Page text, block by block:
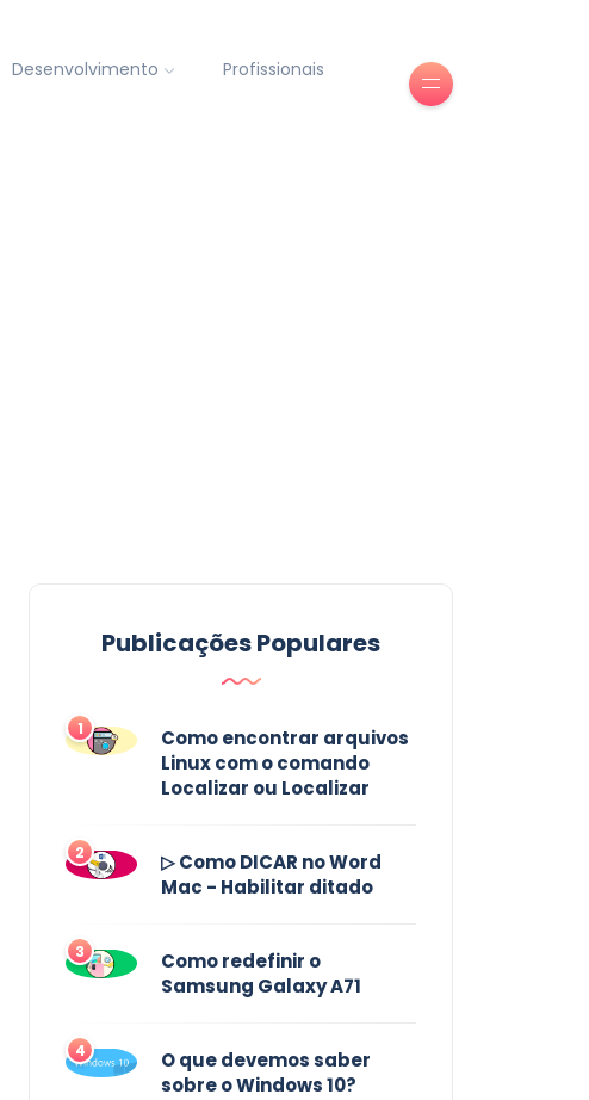
Desenvolvimento Profissionais
Publicações Populares
1
Como encontrar arquivos
Linux com o comando
Localizar ou Localizar
2
▷ Como DICAR no Word
Mac - Habilitar ditado
3
Como redefinir o
Samsung Galaxy A71
4
O que devemos saber
sobre o Windows 10?